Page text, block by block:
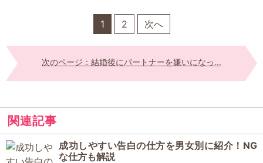
1 2 次へ
次のページ：結婚後にパートナーを嫌いになっ...
関連記事
成功しやすい告白の仕方を男女別に紹介！NG
な仕方も解説